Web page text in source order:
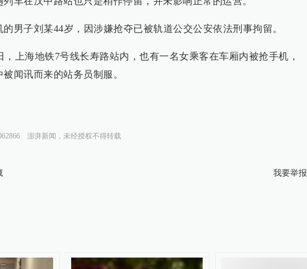
男子刘某44岁，因涉嫌抢夺已被轨道公交公安依法刑事拘留。
，上海地铁7号线长寿路站内，也有一名女乘客在车厢内被抢手机，
闻讯而来的站务员制服。
澎湃新闻，未经授权不得转载
我要举报